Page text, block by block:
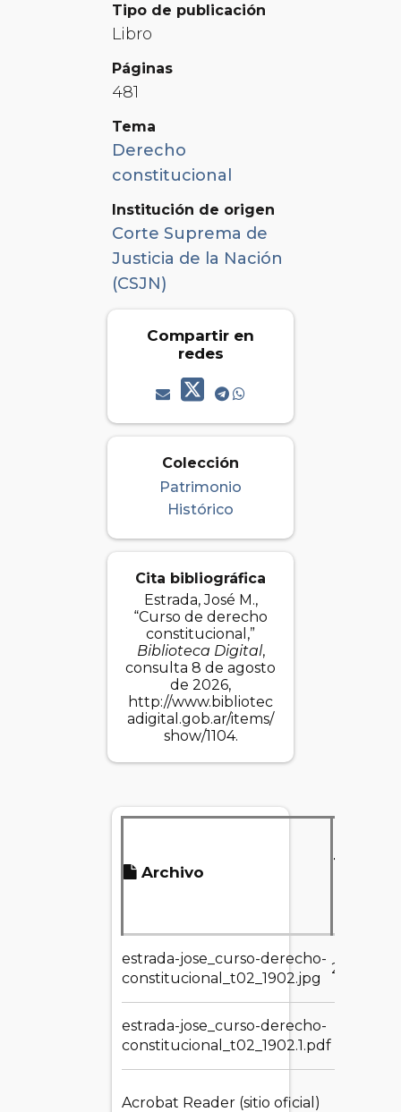
Tipo de publicación
Libro
Páginas
481
Tema
Derecho
constitucional
Institución de origen
Corte Suprema de
Justicia de la Nación
(CSJN)
Compartir en
redes
Colección
Patrimonio
Histórico
Cita bibliográfica
Estrada, José M.,
“Curso de derecho
constitucional,”
Biblioteca Digital,
consulta 8 de agosto
de 2026,
http://www.bibliotec
adigital.gob.ar/items/
show/1104.
Archivo
Tamaño
estrada-jose_curso-derecho-
constitucional_t02_1902.jpg
288.13 KB
estrada-jose_curso-derecho-
constitucional_t02_1902.1.pdf
Acrobat Reader (sitio oficial)